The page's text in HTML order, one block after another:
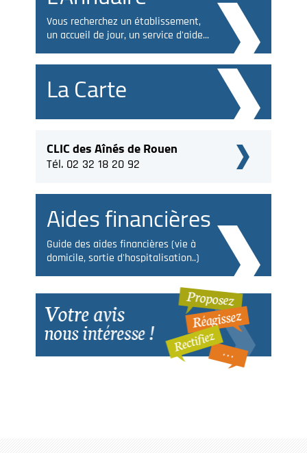
Vous recherchez un établissement,
un accueil de jour, un service d'aide...
La Carte
CLIC des Aînés de Rouen
Tél. 02 32 18 20 92
Aides financières
Guide des aides financières (vie à
domicile, sortie d'hospitalisation..)